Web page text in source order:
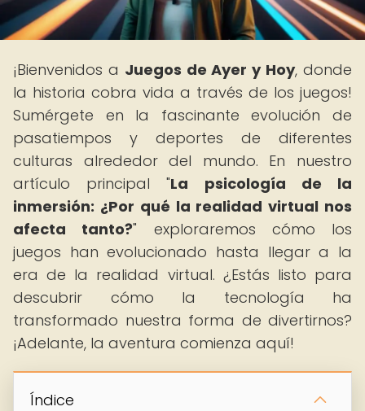
¡Bienvenidos a Juegos de Ayer y Hoy, donde
la historia cobra vida a través de los juegos!
Sumérgete en la fascinante evolución de
pasatiempos y deportes de diferentes
culturas alrededor del mundo. En nuestro
artículo principal "La psicología de la
inmersión: ¿Por qué la realidad virtual nos
afecta tanto?" exploraremos cómo los
juegos han evolucionado hasta llegar a la
era de la realidad virtual. ¿Estás listo para
descubrir cómo la tecnología ha
transformado nuestra forma de divertirnos?
¡Adelante, la aventura comienza aquí!
Índice